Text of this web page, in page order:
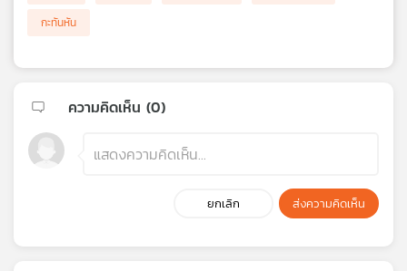
กะทันหัน
ความคิดเห็น (0)
ยกเลิก ส่งความคิดเห็น